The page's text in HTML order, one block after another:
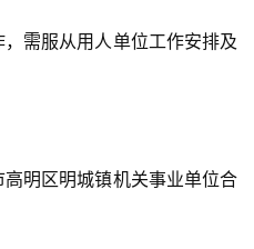
，需服从用人单位工作安排及
高明区明城镇机关事业单位合